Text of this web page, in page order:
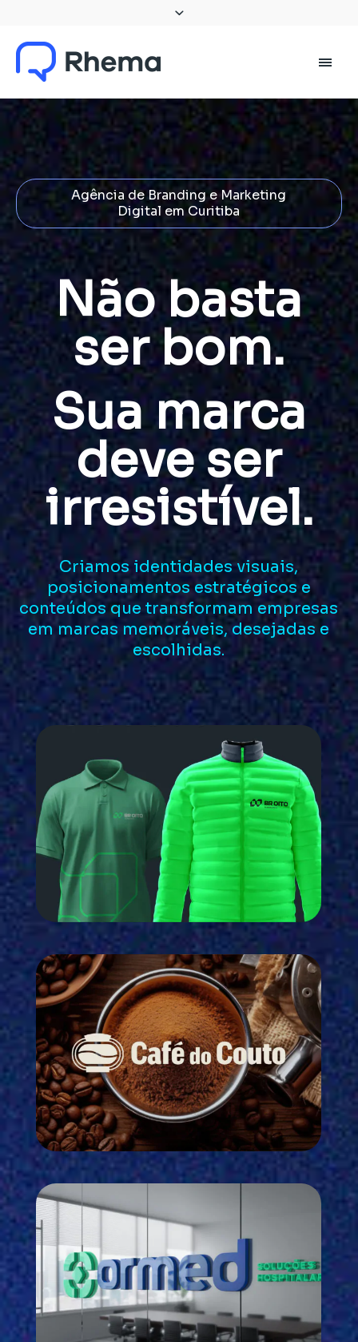
Agência de Branding e Marketing
Digital em Curitiba
Não basta
ser bom.
Sua marca
deve ser
irresistível.
Criamos identidades visuais,
posicionamentos estratégicos e
conteúdos que transformam empresas
em marcas memoráveis, desejadas e
escolhidas.